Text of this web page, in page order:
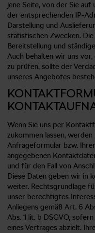
jene Seite, von der Sie
der entsprechenden IP-
Darstellung und
statistischen Zwecken.
Bereitstellung und
Auch behalten wir uns
zu prüfen, sollte der
unseres Angebotes
Wenn Sie uns per
zukommen lassen,
Anfrageformular bzw.
angegebenen
und für den Fall von
Diese Daten geben wir in
weiter. Rechtsgrundlage
unser berechtigtes
Anliegens gemäß Art. 6
Abs. 1 lit. b DSGVO,
eines Vertrages abzielt.